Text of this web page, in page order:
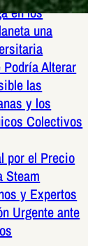
en los
una
Alterar
las
y los
Colectivos
por el Precio
Steam
y Expertos
Urgente ante